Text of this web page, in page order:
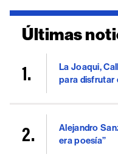
Últimas
La Joaqui,
para disfrutar
Alejandro
era poesía”